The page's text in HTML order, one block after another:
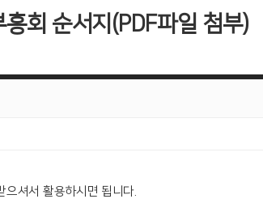
흥회 순서지(PDF파일 첨부)
셔서 활용하시면 됩니다.